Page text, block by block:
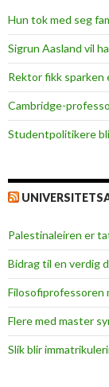
Hun tok med seg
Sigrun Aasland vil
Rektor fikk
Cambridge-
Studentpolitikere
Palestinaleiren er
Bidrag til en verdig
Filosofiprofessoren
Flere med master
Slik blir